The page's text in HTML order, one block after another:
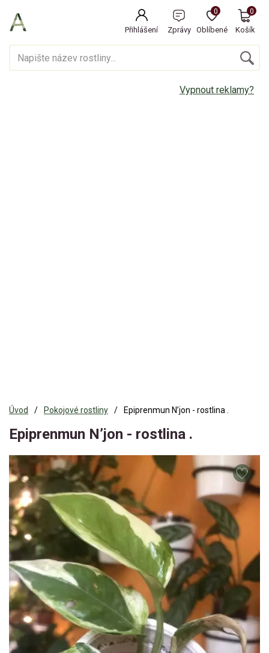
Přihlášení Zprávy Oblíbené
0
Košík
0
Vypnout reklamy?
Úvod Pokojové rostliny Epiprenmun N’jon - rostlina .
Epiprenmun N’jon - rostlina .